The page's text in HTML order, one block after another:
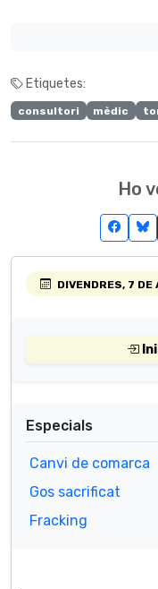
Etiquetes:
consultori mèdic
Ho
DIVENDRES, 7
Especials
Canvi de comarca
Gos sacrificat
Fracking